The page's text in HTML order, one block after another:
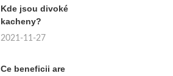
Kde jsou divoké
kacheny?
2021-11-27
Ce beneficii are